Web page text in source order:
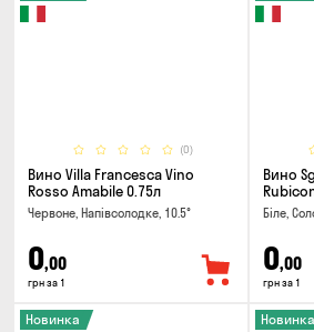
(0)
Вино Villa Francesca Vino
Rosso Amabile 0.75л
Червоне, Напівсолодке, 10.5°
0,00
грн за 1
Вино
Біле,
0,00
грн за 1
Новинка Новинка